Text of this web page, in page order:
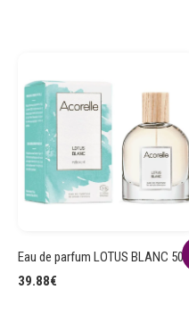
Eau de parfum LOTUS BLANC 50ml
39.88€